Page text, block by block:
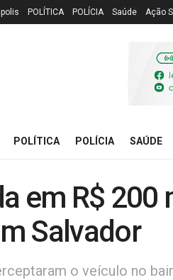
POLÍTICA POLÍCIA Saúde Ação
POLÍTICA POLÍCIA SAÚDE
em R$ 200
Salvador
o veículo no